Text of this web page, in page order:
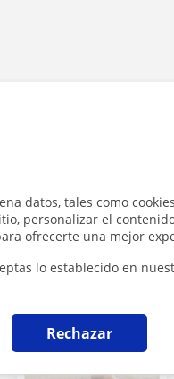
datos, tales como
personalizar el
ofrecerte una mejor
lo establecido en
Rechazar
Valencia que